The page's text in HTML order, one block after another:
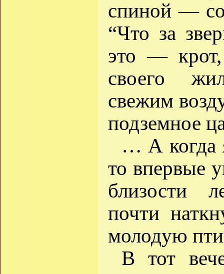
спиной —
“Что за
это —
своего
свежим
подземное
… А когда
то впервые
близости
почти
молодую
В тот